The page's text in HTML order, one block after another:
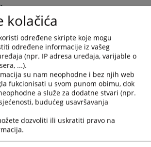
pitanja
pitanja
pitanja
knjižni izvadak
za javnost
dokumenti i informacije vezane za slobodu
materijali
kolačića
određene skripte koje mogu
određene informacije iz vašeg
(npr. IP adresa uređaja, varijable o
...).
su nam neophodne i bez njih web
fukcionisati u svom punom obimu, dok
a služe za dodatne stvari (npr.
budućeg usavršavanja
dozvoliti ili uskratiti pravo na